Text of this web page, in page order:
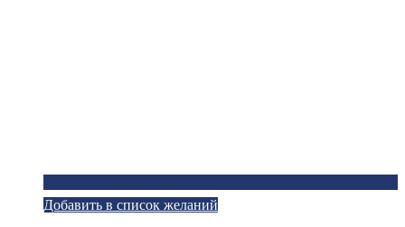
Добавить в список желаний